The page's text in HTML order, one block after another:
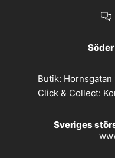
Butik: Hornsgatan
Click & Collect:
Sveriges